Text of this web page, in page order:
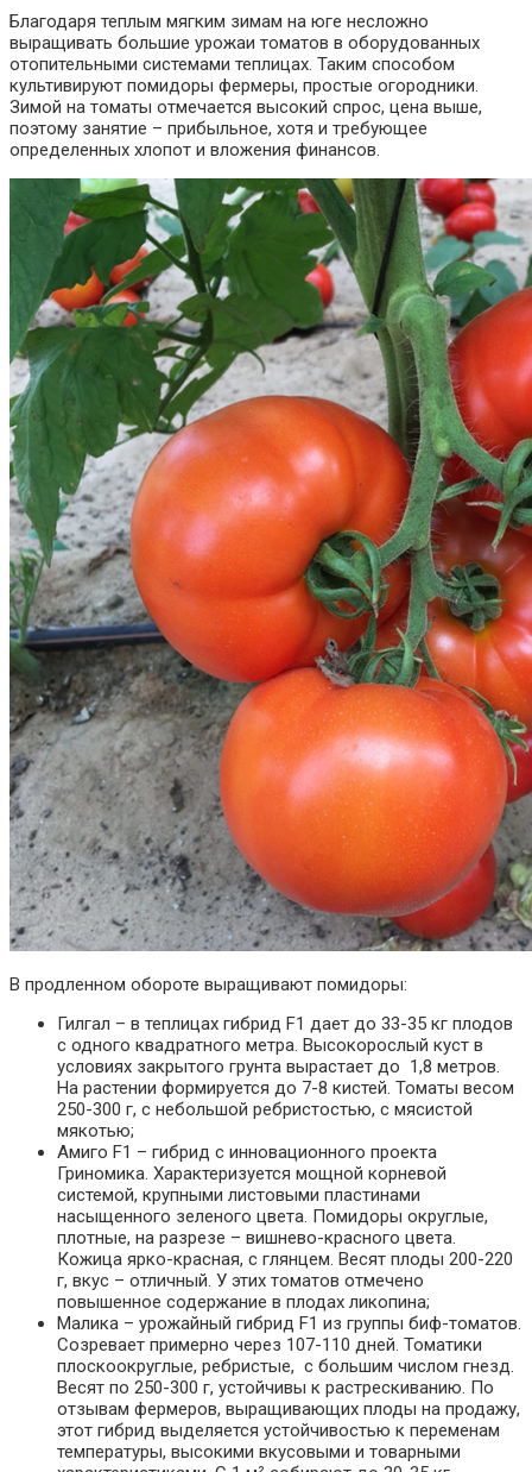
Благодаря теплым мягким зимам на юге несложно
выращивать большие урожаи томатов в оборудованных
отопительными системами теплицах. Таким способом
культивируют помидоры фермеры, простые огородники.
Зимой на томаты отмечается высокий спрос, цена выше,
поэтому занятие – прибыльное, хотя и требующее
определенных хлопот и вложения финансов.
В продленном обороте выращивают помидоры:
Гилгал – в теплицах гибрид F1 дает до 33-35 кг плодов
с одного квадратного метра. Высокорослый куст в
условиях закрытого грунта вырастает до 1,8 метров.
На растении формируется до 7-8 кистей. Томаты весом
250-300 г, с небольшой ребристостью, с мясистой
мякотью;
Амиго F1 – гибрид с инновационного проекта
Гриномика. Характеризуется мощной корневой
системой, крупными листовыми пластинами
насыщенного зеленого цвета. Помидоры округлые,
плотные, на разрезе – вишнево-красного цвета.
Кожица ярко-красная, с глянцем. Весят плоды 200-220
г, вкус – отличный. У этих томатов отмечено
повышенное содержание в плодах ликопина;
Малика – урожайный гибрид F1 из группы биф-томатов.
Созревает примерно через 107-110 дней. Томатики
плоскоокруглые, ребристые, с большим числом гнезд.
Весят по 250-300 г, устойчивы к растрескиванию. По
отзывам фермеров, выращивающих плоды на продажу,
этот гибрид выделяется устойчивостью к переменам
температуры, высокими вкусовыми и товарными